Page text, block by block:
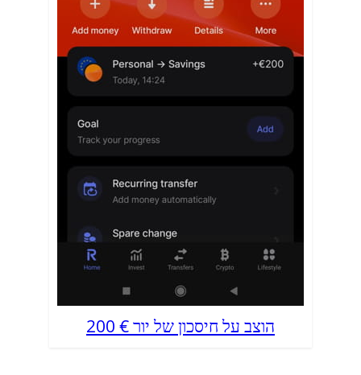
200 € הוצב על חיסכון של יור